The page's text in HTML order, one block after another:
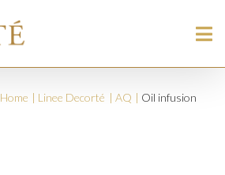
Home Linee Decorté AQ Oil infusion